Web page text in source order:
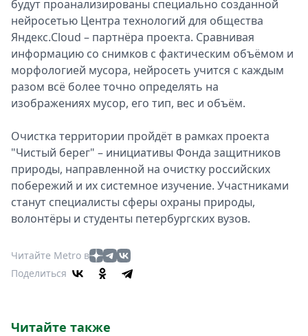
будут проанализированы специально созданной
нейросетью Центра технологий для общества
Яндекс.Cloud – партнёра проекта. Сравнивая
информацию со снимков с фактическим объёмом и
морфологией мусора, нейросеть учится с каждым
разом всё более точно определять на
изображениях мусор, его тип, вес и объём.
Очистка территории пройдёт в рамках проекта
"Чистый берег" – инициативы Фонда защитников
природы, направленной на очистку российских
побережий и их системное изучение. Участниками
станут специалисты сферы охраны природы,
волонтёры и студенты петербургских вузов.
Читайте Metro в
Поделиться
Читайте также